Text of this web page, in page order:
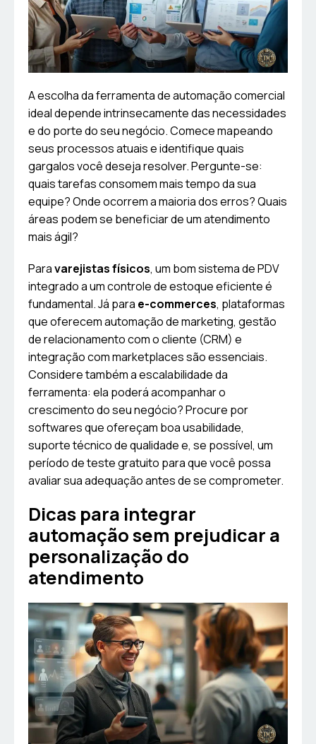
A escolha da ferramenta de automação comercial
ideal depende intrinsecamente das necessidades
e do porte do seu negócio. Comece mapeando
seus processos atuais e identifique quais
gargalos você deseja resolver. Pergunte-se:
quais tarefas consomem mais tempo da sua
equipe? Onde ocorrem a maioria dos erros? Quais
áreas podem se beneficiar de um atendimento
mais ágil?
Paravarejistas físicos, um bom sistema de PDV
integrado a um controle de estoque eficiente é
fundamental. Já para e-commerces, plataformas
que oferecem automação de marketing, gestão
de relacionamento com o cliente (CRM) e
integração com marketplaces são essenciais.
Considere também a escalabilidade da
ferramenta: ela poderá acompanhar o
crescimento do seu negócio? Procure por
softwares que ofereçam boa usabilidade,
suporte técnico de qualidade e, se possível, um
período de teste gratuito para que você possa
avaliar sua adequação antes de se comprometer.
Dicas para integrar
automação sem prejudicar a
personalização do
atendimento